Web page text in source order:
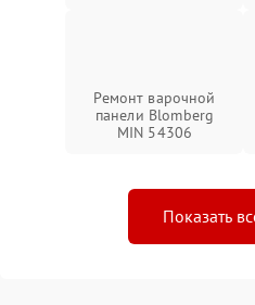
Ремонт варочной
панели Blomberg
MIN 54306
Показать